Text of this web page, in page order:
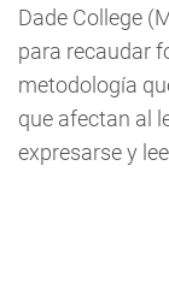
Dade College
para recaudar
metodología
que afectan al
expresarse y